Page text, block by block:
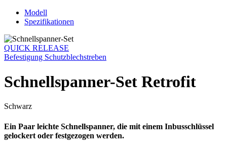
Modell
Spezifikationen
QUICK RELEASE
Befestigung Schutzblechstreben
Schnellspanner-Set Retrofit
Schwarz
Ein Paar leichte Schnellspanner, die mit einem Inbusschlüssel
gelockert oder festgezogen werden.